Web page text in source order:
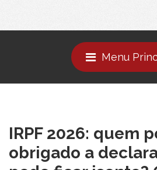
Menu
IRPF 2026: quem
obrigado a